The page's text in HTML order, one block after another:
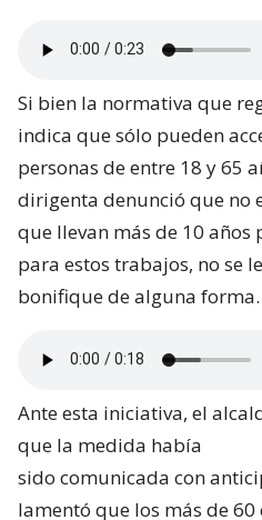
Si bien la normativa que
indica que sólo pueden
personas de entre 18 y 65
dirigenta denunció que no
que llevan más de 10 años
para estos trabajos, no se
bonifique de alguna forma.
Ante esta iniciativa, el
que la medida había
sido comunicada con
lamentó que los más de